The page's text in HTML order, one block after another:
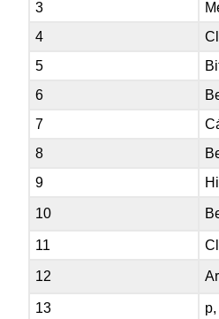
3
4
5
6
7
8
9
10
11
12
13